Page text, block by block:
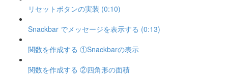
リセットボタンの実装 (0:10)
Snackbar でメッセージを表示する (0:13)
関数を作成する ①Snackbarの表示
関数を作成する ②四角形の面積